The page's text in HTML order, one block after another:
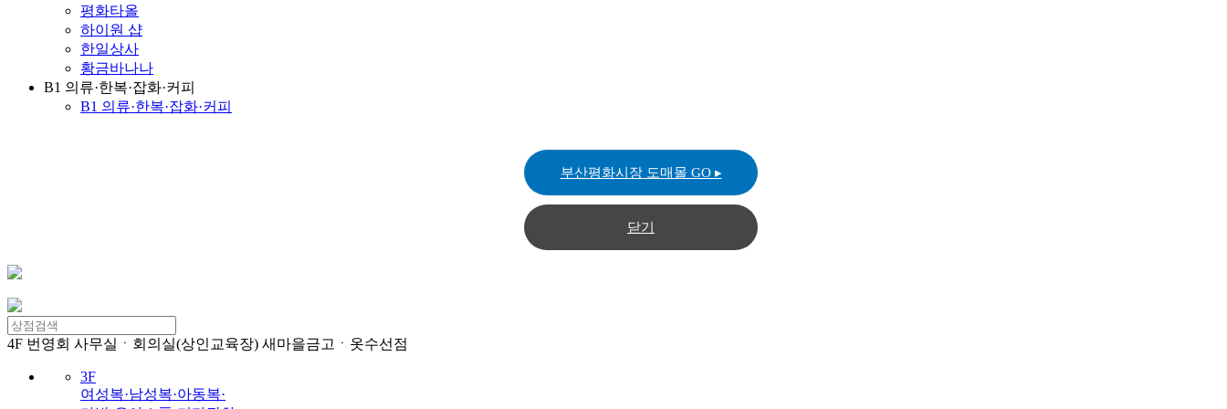
평화타올
하이원 샵
한일상사
황금바나나
B1 의류·한복·잡화·커피
B1 의류·한복·잡화·커피
부산평화시장 도매몰 GO ▸
닫기
4F 번영회 사무실ㆍ회의실(상인교육장) 새마을금고ㆍ옷수선점
3F
여성복·남성복·아동복·